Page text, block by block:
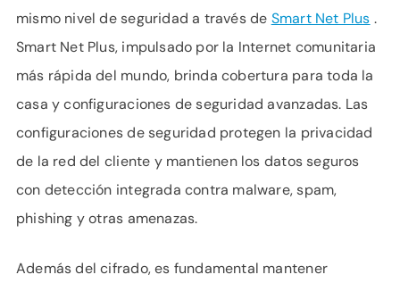
mismo nivel de seguridad a través de Smart Net Plus .
Smart Net Plus, impulsado por la Internet comunitaria
más rápida del mundo, brinda cobertura para toda la
casa y configuraciones de seguridad avanzadas. Las
configuraciones de seguridad protegen la privacidad
de la red del cliente y mantienen los datos seguros
con detección integrada contra malware, spam,
phishing y otras amenazas.
Además del cifrado, es fundamental mantener